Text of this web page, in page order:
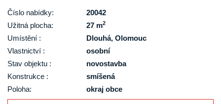
Číslo nabídky:
20042
Užitná plocha:
27 m2
Umístění :
Dlouhá, Olomouc
Vlastnictví :
osobní
Stav objektu :
novostavba
Konstrukce :
smíšená
Poloha:
okraj obce